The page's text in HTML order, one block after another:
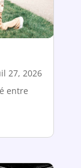
27, 2026
entre